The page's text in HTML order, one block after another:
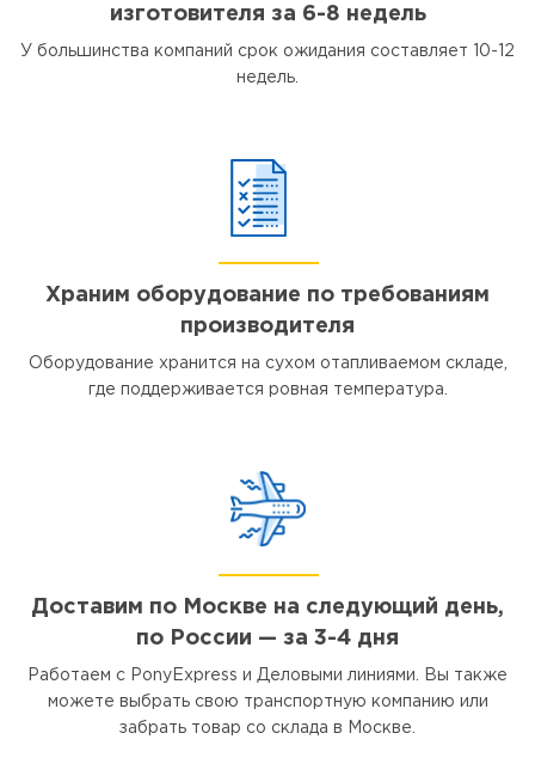
изготовителя за 6-8 недель
У большинства компаний срок ожидания составляет 10-12
недель.
Храним оборудование по требованиям
производителя
Оборудование хранится на сухом отапливаемом складе,
где поддерживается ровная температура.
Доставим по Москве на следующий день,
по России — за 3-4 дня
Работаем с PonyExpress и Деловыми линиями. Вы также
можете выбрать свою транспортную компанию или
забрать товар со склада в Москве.